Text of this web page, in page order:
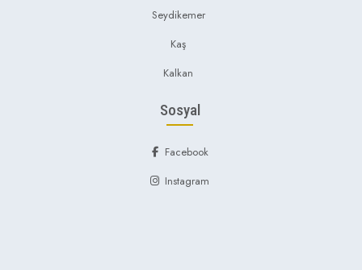
Seydikemer
Kaş
Kalkan
Sosyal
Facebook
Instagram